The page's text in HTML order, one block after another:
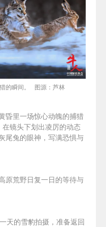
的瞬间。 图源：芦林
昏里一场惊心动魄的捕猎
镜头下划出凌厉的动态
尾兔的眼神，写满恐惧与
原荒野日复一日的等待与
天的雪豹拍摄，准备返回